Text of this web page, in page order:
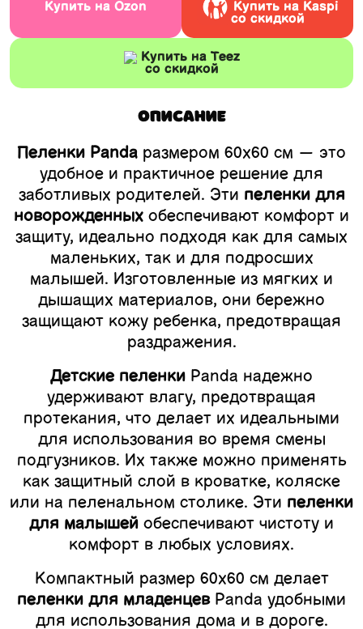
Купить на Ozon
Купить на Kaspi
со скидкой
Купить на Teez
со скидкой
Описание
Пеленки Panda размером 60x60 см — это
удобное и практичное решение для
заботливых родителей. Эти пеленки для
новорожденных обеспечивают комфорт и
защиту, идеально подходя как для самых
маленьких, так и для подросших
малышей. Изготовленные из мягких и
дышащих материалов, они бережно
защищают кожу ребенка, предотвращая
раздражения.
Детские пеленки Panda надежно
удерживают влагу, предотвращая
протекания, что делает их идеальными
для использования во время смены
подгузников. Их также можно применять
как защитный слой в кроватке, коляске
или на пеленальном столике. Эти пеленки
для малышей обеспечивают чистоту и
комфорт в любых условиях.
Компактный размер 60x60 см делает
пеленки для младенцевPanda удобными
для использования дома и в дороге.